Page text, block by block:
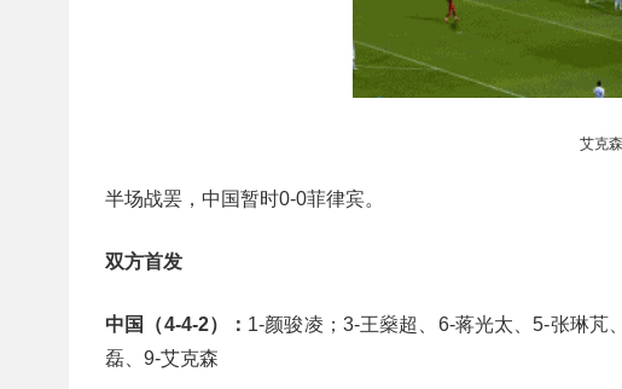
艾克
半场战罢，中国暂时0-0菲律宾。
双方首发
中国（4-4-2）： 1-颜骏凌；3-王燊超、6-蒋光太、5-张琳芃
磊、9-艾克森